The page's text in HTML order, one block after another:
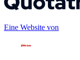
Eine Website von